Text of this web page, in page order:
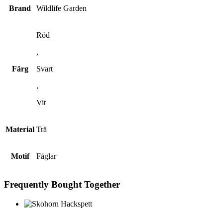
Brand Wildlife Garden
Färg
Röd
,
Svart
,
Vit
Material Trä
Motif Fåglar
Frequently Bought Together